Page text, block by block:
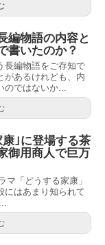
編物語の内容と
書いたのか？
長編物語をご存知で
があるけれども、内
ではないか...
｣に登場する茶
御用商人で巨万
マ「どうする家康」
にはあまり知られて